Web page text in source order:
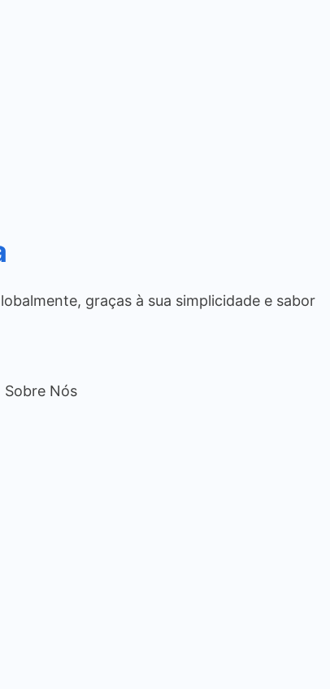
graças à sua simplicidade e sabor
Sobre Nós